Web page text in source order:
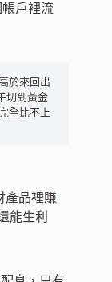
戶裡流
於來回出
切到黃金
全比不上
產品裡賺
能生利